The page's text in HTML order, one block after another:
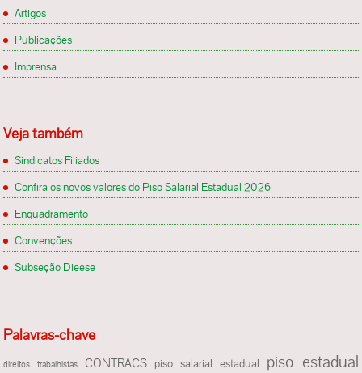
Artigos
Publicações
Imprensa
Veja também
Sindicatos Filiados
Confira os novos valores do Piso Salarial Estadual 2026
Enquadramento
Convenções
Subseção Dieese
Palavras-chave
direitos trabalhistas CONTRACS piso salarial estadual piso estadual